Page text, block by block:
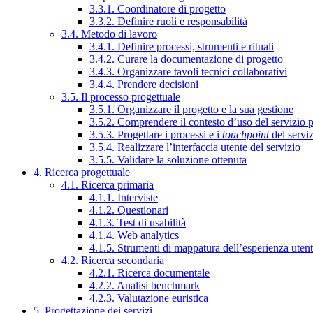
3.3.1. Coordinatore di progetto
3.3.2. Definire ruoli e responsabilità
3.4. Metodo di lavoro
3.4.1. Definire processi, strumenti e rituali
3.4.2. Curare la documentazione di progetto
3.4.3. Organizzare tavoli tecnici collaborativi
3.4.4. Prendere decisioni
3.5. Il processo progettuale
3.5.1. Organizzare il progetto e la sua gestione
3.5.2. Comprendere il contesto d’uso del servizio
3.5.3. Progettare i processi e i touchpointdel
3.5.4. Realizzare l’interfaccia utente del servizio
3.5.5. Validare la soluzione ottenuta
4. Ricerca progettuale
4.1. Ricerca primaria
4.1.1. Interviste
4.1.2. Questionari
4.1.3. Test di usabilità
4.1.4. Web analytics
4.1.5. Strumenti di mappatura dell’esperienza
4.2. Ricerca secondaria
4.2.1. Ricerca documentale
4.2.2. Analisi benchmark
4.2.3. Valutazione euristica
5. Progettazione dei servizi